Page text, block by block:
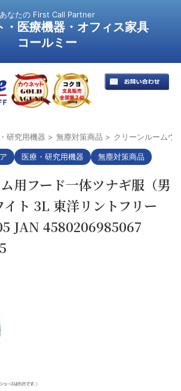
あなたの First Call Partner
・医療機器・オフィス家具
コールミー
研究用機器 > 無塵対策商品 > クリーンルームウ
医療・研究用機器 無塵対策商品
用フード一体ツナギ服（男
ト 3L 東洋リントフリー
JAN 4580206985067